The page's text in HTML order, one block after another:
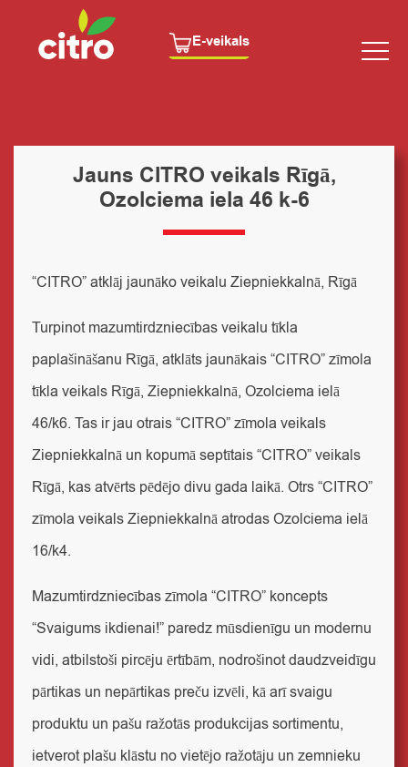
E-veikals
Jauns CITRO veikals Rīgā,
Ozolciema iela 46 k-6
“CITRO” atklāj jaunāko veikalu Ziepniekkalnā, Rīgā
Turpinot mazumtirdzniecības veikalu tīkla
paplašināšanu Rīgā, atklāts jaunākais “CITRO” zīmola
tīkla veikals Rīgā, Ziepniekkalnā, Ozolciema ielā
46/k6. Tas ir jau otrais “CITRO” zīmola veikals
Ziepniekkalnā un kopumā septītais “CITRO” veikals
Rīgā, kas atvērts pēdējo divu gada laikā. Otrs “CITRO”
zīmola veikals Ziepniekkalnā atrodas Ozolciema ielā
16/k4.
Mazumtirdzniecības zīmola “CITRO” koncepts
“Svaigums ikdienai!” paredz mūsdienīgu un modernu
vidi, atbilstoši pircēju ērtībām, nodrošinot daudzveidīgu
pārtikas un nepārtikas preču izvēli, kā arī svaigu
produktu un pašu ražotās produkcijas sortimentu,
ietverot plašu klāstu no vietējo ražotāju un zemnieku